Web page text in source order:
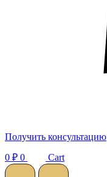
Получить консультацию
0 ₽ 0 Cart